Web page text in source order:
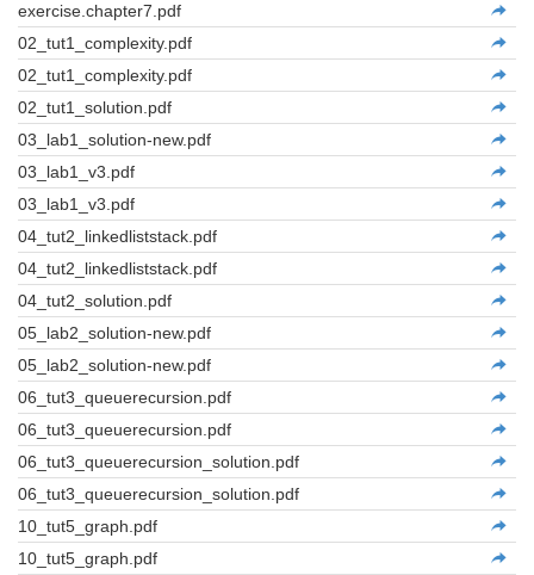
exercise.chapter7.pdf
02_tut1_complexity.pdf
02_tut1_complexity.pdf
02_tut1_solution.pdf
03_lab1_solution-new.pdf
03_lab1_v3.pdf
03_lab1_v3.pdf
04_tut2_linkedliststack.pdf
04_tut2_linkedliststack.pdf
04_tut2_solution.pdf
05_lab2_solution-new.pdf
05_lab2_solution-new.pdf
06_tut3_queuerecursion.pdf
06_tut3_queuerecursion.pdf
06_tut3_queuerecursion_solution.pdf
06_tut3_queuerecursion_solution.pdf
10_tut5_graph.pdf
10_tut5_graph.pdf